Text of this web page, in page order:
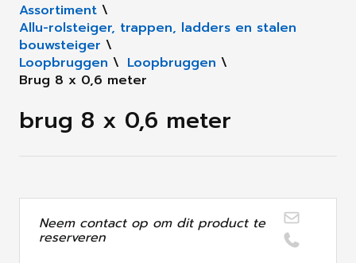
Assortiment \
Allu-rolsteiger, trappen, ladders en stalen
bouwsteiger \
Loopbruggen \ Loopbruggen \
Brug 8 x 0,6 meter
brug 8 x 0,6 meter
Neem contact op om dit product te
reserveren